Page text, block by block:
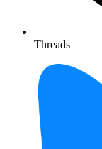
Threads